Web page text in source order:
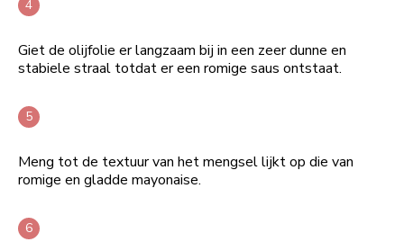
Giet de olijfolie er langzaam bij in een zeer dunne en
stabiele straal totdat er een romige saus ontstaat.
Meng tot de textuur van het mengsel lijkt op die van
romige en gladde mayonaise.